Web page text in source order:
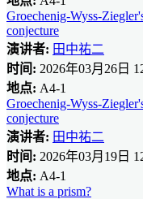
Groechenig-Wyss-
conjecture
演讲者: 田中祐二
时间: 2026年03月26日
地点: A4-1
Groechenig-Wyss-
conjecture
演讲者: 田中祐二
时间: 2026年03月19日
地点: A4-1
What is a prism?